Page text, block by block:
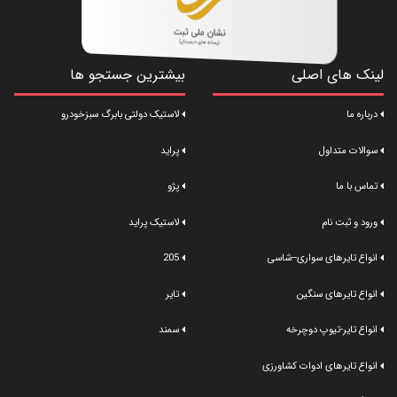
لینک های اصلی
درباره ما
سوالات متداول
تماس با ما
ورود و ثبت نام
انواع تایرهای سواری--شاسی
انواع تایرهای سنگین
انواع تایر-تیوپ دوچرخه
انواع تایرهای ادوات کشاورزی
بیشترین جستجو ها
لاستیک دولتی بابرگ سبزخودرو
پراید
پژو
لاستیک پراید
205
تایر
سمند